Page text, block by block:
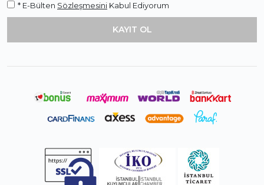
* E-Bülten Sözleşmesini Kabul Ediyorum